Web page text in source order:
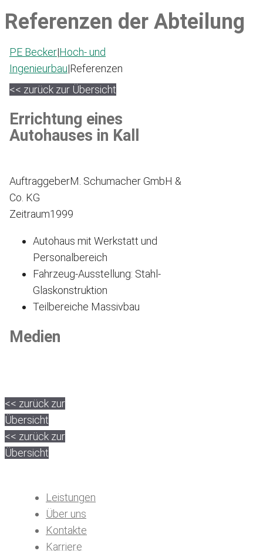
Referenzen der Abteilung
PE Becker|Hoch- und
Ingenieurbau|Referenzen
<< zurück zur Übersicht
Errichtung eines
Autohauses in Kall
AuftraggeberM. Schumacher GmbH &
Co. KG
Zeitraum1999
Autohaus mit Werkstatt und
Personalbereich
Fahrzeug-Ausstellung: Stahl-
Glaskonstruktion
Teilbereiche Massivbau
Medien
<< zurück zur
Übersicht
<< zurück zur
Übersicht
Leistungen
Über uns
Kontakte
Karriere